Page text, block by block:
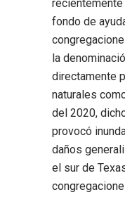
recientemente
fondo de
la
directamente
naturales
del 2020,
provocó
daños
el sur de